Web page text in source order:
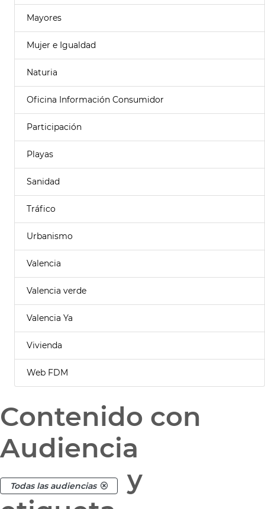
Mayores
Mujer e Igualdad
Naturia
Oficina Información Consumidor
Participación
Playas
Sanidad
Tráfico
Urbanismo
Valencia
Valencia verde
Valencia Ya
Vivienda
Web FDM
Contenido con
Audiencia
Todas las audiencias
y